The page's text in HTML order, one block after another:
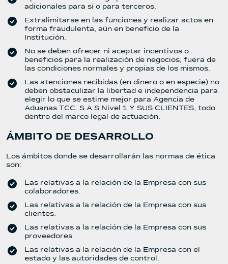
adicionales para si o para terceros.
Extralimitarse en las funciones y realizar actos en
forma fraudulenta, aún en beneficio de la
Institución.
No se deben ofrecer ni aceptar incentivos o
beneficios para la realización de negocios, fuera de
las condiciones normales y propias de los mismos.
Las atenciones recibidas (en dinero o en especie) no
deben obstaculizar la libertad e independencia para
elegir lo que se estime mejor para Agencia de
Aduanas TCC. S.A.S Nivel 1 Y SUS CLIENTES, todo
dentro del marco legal de actuación.
ÁMBITO DE DESARROLLO
Los ámbitos donde se desarrollarán las normas de ética
son:
Las relativas a la relación de la Empresa con sus
colaboradores.
Las relativas a la relación de la Empresa con sus
clientes.
Las relativas a la relación de la Empresa con sus
proveedores
Las relativas a la relación de la Empresa con el
estado y las autoridades de control.